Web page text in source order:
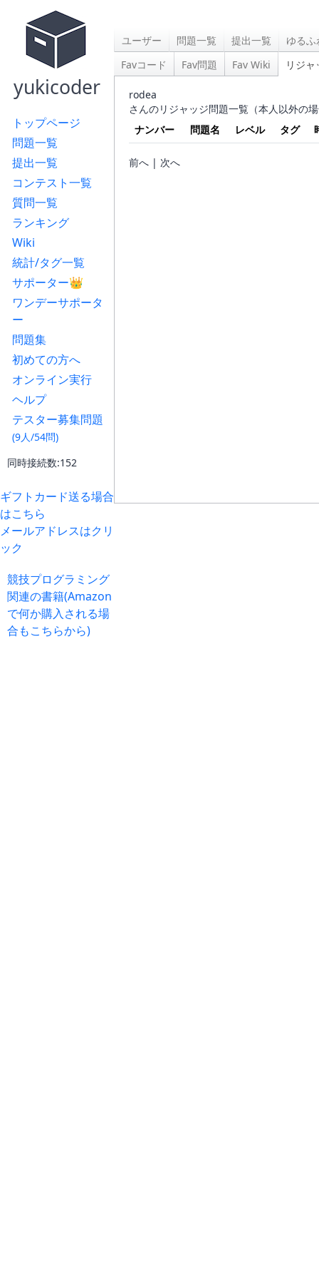
yukicoder
トップページ
問題一覧
提出一覧
コンテスト一覧
質問一覧
ランキング
Wiki
統計/タグ一覧
サポーター👑
ワンデーサポータ
ー
問題集
初めての方へ
オンライン実行
ヘルプ
テスター募集問題
(9人/54問)
同時接続数:152
ギフトカード送る場合
はこちら
メールアドレスはクリ
ック
競技プログラミング
関連の書籍(Amazon
で何か購入される場
合もこちらから)
ユーザー 問題一覧 提出一覧
ゆる
Favコード
Fav問題 Fav Wiki リジ
rodea
さんのリジャッジ問題一覧（本人以外の
ナンバー
問題名 レベル タグ
前へ | 次へ